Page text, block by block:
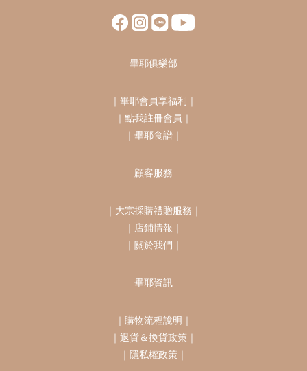
畢耶俱樂部
｜ 畢耶會員享福利 ｜
｜ 點我註冊會員 ｜
｜ 畢耶食譜 ｜
顧客服務
｜ 大宗採購禮贈服務 ｜
｜ 店鋪情報 ｜
｜ 關於我們 ｜
畢耶資訊
｜ 購物流程說明 ｜
｜ 退貨＆換貨政策 ｜
｜ 隱私權政策 ｜